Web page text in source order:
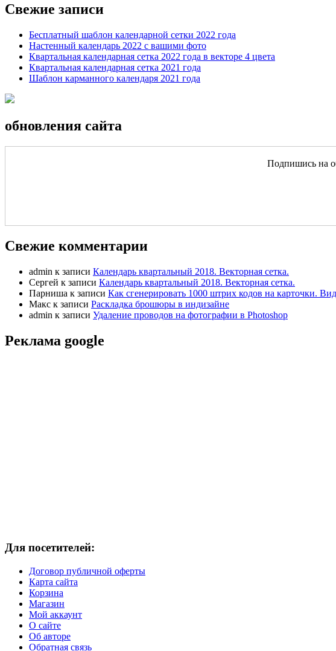
Свежие записи
Бесплатный шаблон календарной сетки 2022 года
Настенный календарь 2022 с вашими фото
Квартальная календарная сетка 2022 года в векторе 4 цвета
Квартальная календарная сетка 2021 года
Шаблон карманного календаря 2021 года
обновления сайта
Подпишись на
Свежие комментарии
admin к записи Календарь квартальный 2018. Векторная сетка.
Сергей к записи Календарь квартальный 2018. Векторная сетка.
Парниша к записи Как сгенерировать 1000 штрих кодов на карточки.
Макс к записи Раскладка брошюры в индизайне
admin к записи Удаление проводов на фотографии в Photoshop
Реклама google
Для посетителей:
Договор публичной оферты
Карта сайта
Корзина
Магазин
Мой аккаунт
О сайте
Об авторе
Обратная связь